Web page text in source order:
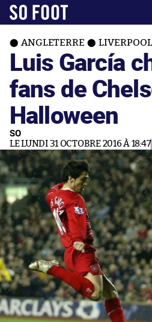
ANGLETERRE LIVERPOOL
Luis García
fans de
Halloween
SO
LE LUNDI 31 OCTOBRE 2016 À 18:47